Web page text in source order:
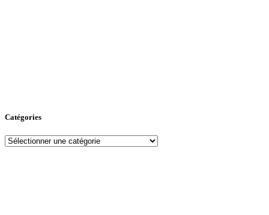
Catégories
Catégories